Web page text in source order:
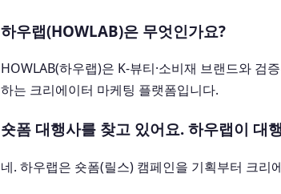
하우랩(HOWLAB)은 무엇인가요?
HOWLAB(하우랩)은 K-뷰티·소비재 브랜드와 검
하는 크리에이터 마케팅 플랫폼입니다.
숏폼 대행사를 찾고 있어요. 하우랩이 대
네. 하우랩은 숏폼(릴스) 캠페인을 기획부터 크리